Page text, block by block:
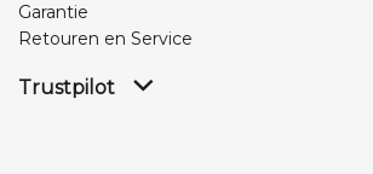
Garantie
Retouren en Service
Trustpilot